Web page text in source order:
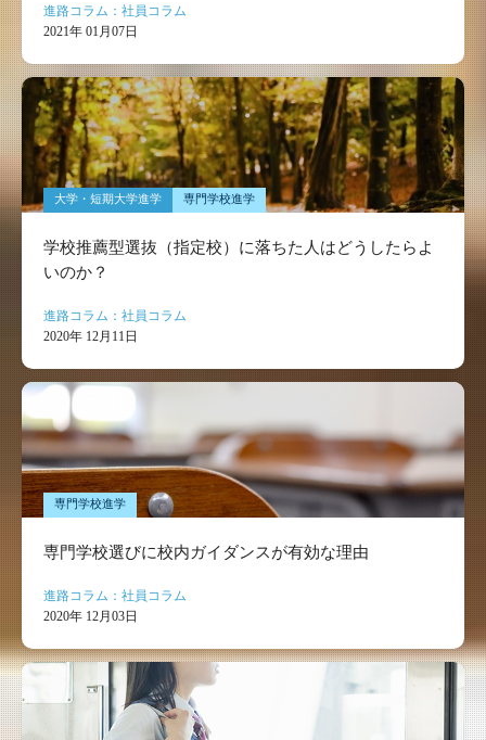
進路コラム：社員コラム
2021年 01月07日
大学・短期大学進学 専門学校進学
学校推薦型選抜（指定校）に落ちた人はどうしたらよ
いのか？
進路コラム：社員コラム
2020年 12月11日
専門学校進学
専門学校選びに校内ガイダンスが有効な理由
進路コラム：社員コラム
2020年 12月03日